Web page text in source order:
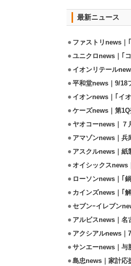
最新ニュース
ファストリnews｜
ユニクロnews｜｢
イオンリテール
平和堂news｜9/18
イオンnews｜｢イ
ケーズnews｜第
ヤオコーnews｜７
アマゾンnews｜兵
アスクルnews｜紙
オイシックスnews
ローソンnews｜｢
カインズnews｜｢
セブンｰイレブン
アルビスnews｜名
アクシアルnews｜
サンエーnews｜与
島忠news｜家計応